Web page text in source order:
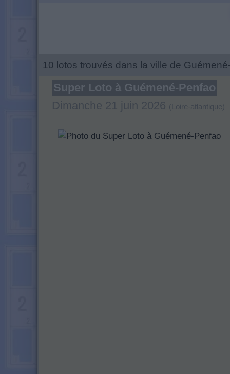
10 lotos trouvés dans la ville de
Super Loto à Guémené-Penfao
Dimanche 21 juin 2026 (Loire-atlantique)